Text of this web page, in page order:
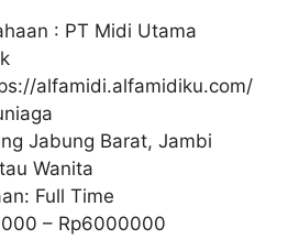
: PT Midi Utama
alfamidi.alfamidiku.com/
Jabung Barat, Jambi
Wanita
Full Time
– Rp6000000